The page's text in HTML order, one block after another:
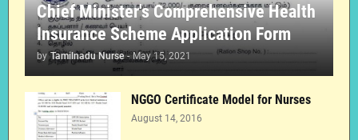
Chief Minister's Comprehensive Health
Insurance Scheme Application Form
by Tamilnadu Nurse - May 15, 2021
NGGO Certificate Model for Nurses
August 14, 2016